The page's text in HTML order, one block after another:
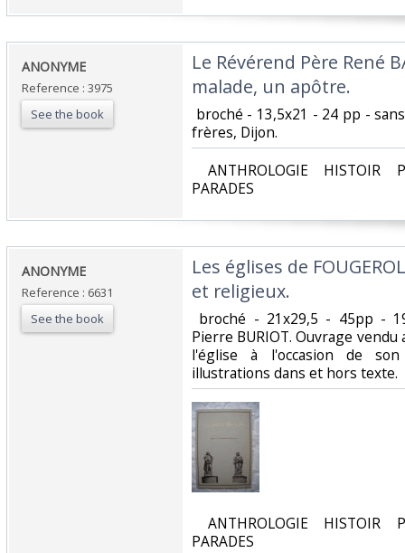
‎ANONYME‎
Reference : 3975
See the book
‎Le Révérend Père René
malade, un apôtre. ‎
broché - 13,5x21 - 24 pp -
frères, Dijon.‎
ANTHROLOGIE HISTOIR
PARADES‎
‎ANONYME ‎
Reference : 6631
See the book
‎Les églises de
et religieux. ‎
broché - 21x29,5 - 45pp -
Pierre BURIOT. Ouvrage
l'église à l'occasion de son
illustrations dans et hors texte. ‎
ANTHROLOGIE HISTOIR
PARADES‎